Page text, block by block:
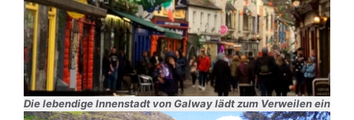
Die lebendige Innenstadt von Galway lädt zum Verweilen ein